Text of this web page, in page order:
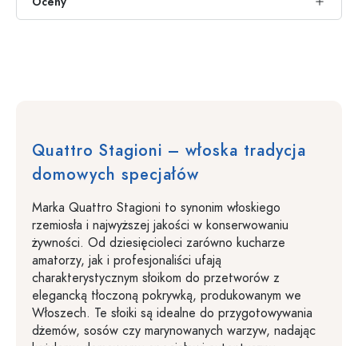
Quattro Stagioni – włoska tradycja
domowych specjałów
Marka Quattro Stagioni to synonim włoskiego
rzemiosła i najwyższej jakości w konserwowaniu
żywności. Od dziesięcioleci zarówno kucharze
amatorzy, jak i profesjonaliści ufają
charakterystycznym słoikom do przetworów z
elegancką tłoczoną pokrywką, produkowanym we
Włoszech. Te słoiki są idealne do przygotowywania
dżemów, sosów czy marynowanych warzyw, nadając